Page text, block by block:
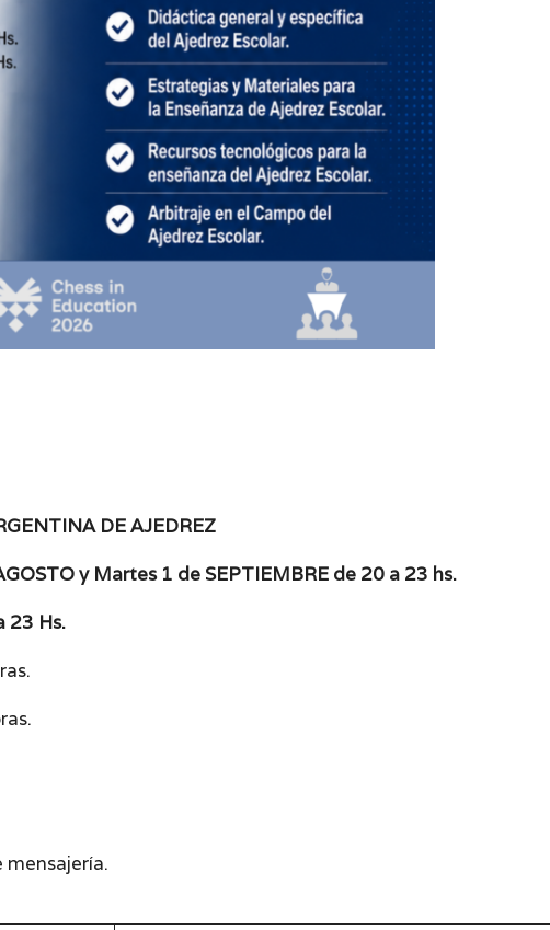
DE AJEDREZ
y Martes 1 de SEPTIEMBRE de 20 a 23 hs.
23 Hs.
mensajería.